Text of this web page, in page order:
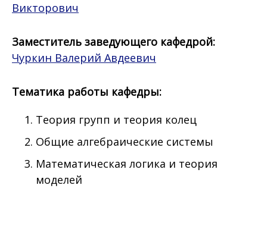
Викторович
Заместитель заведующего кафедрой:
Чуркин Валерий Авдеевич
Тематика работы кафедры:
Теория групп и теория колец
Общие алгебраические системы
Математическая логика и теория
моделей